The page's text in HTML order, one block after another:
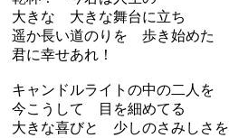
大きな 大きな舞台に立ち
遥か長い道のりを 歩き始めた
君に幸せあれ！
キャンドルライトの中の二人を
今こうして 目を細めてる
大きな喜びと 少しのさみしさを